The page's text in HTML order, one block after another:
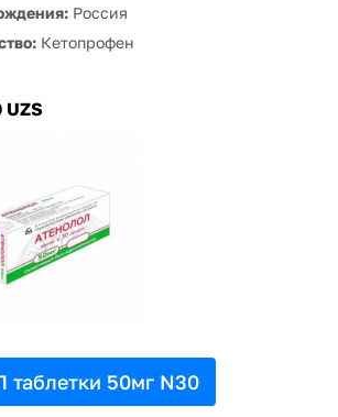
Россия
Кетопрофен
UZS
50мг N30